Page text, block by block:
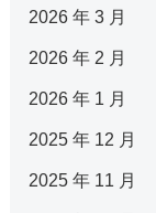
2026 年 3 月
2026 年 2 月
2026 年 1 月
2025 年 12 月
2025 年 11 月